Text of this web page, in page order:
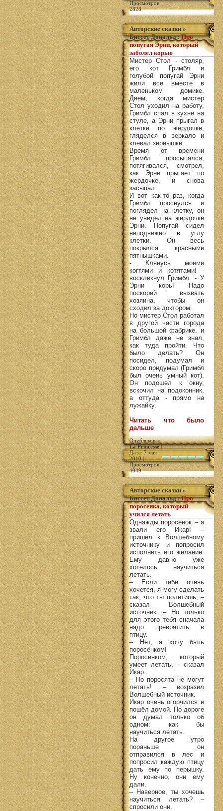
Просмотров:
2828
Авторские сказки »
Биссет Дональд:Про
попугая Эрни, который
заболел корью
Мистер Стол - столяр,
его кот Гримбл и
голубой попугай Эрни
жили все вместе в
маленьком домике.
Днем, когда мистер
Стол уходил на работу,
Гримбл спал в кухне на
стуле, а Эрни прыгал в
клетке по жердочке,
гляделся в зеркало и
клевал зернышки.
Время от времени
Гримбл просыпался,
потягивался, смотрел,
как Эрни прыгает по
жердочке, и снова
засыпал.
И вот как-то раз, когда
Гримбл проснулся и
поглядел на клетку, он
не увидел на жердочке
Эрни. Попугай сидел
неподвижно в углу
клетки. Он весь
покрылся красными
пятнышками.
- Клянусь моими
когтями и котятами! -
воскликнул Гримбл. - У
Эрни корь! Надо
поскорей вызвать
хозяина, чтобы он
сходил за доктором.
Но мистер Стол работал
в другой части города
на большой фабрике, и
Гримбл даже не знал,
как туда пройти. Что
было делать? Он
посидел, подумал и
скоро придумал (Гримбл
был очень умный кот).
Он подошел к окну,
вскочил на подоконник,
а оттуда - прямо на
лужайку.
Читать что было
дальше
Опубликовал:
La Princesse|
Дата: 7 мая
2010 |
Просмотров:
4049
Авторские сказки »
Биссет Дональд:Про
поросенка, который
учился летать
Однажды поросёнок – а
звали его Икар! –
пришёл к Волшебному
источнику и попросил
исполнить его желание.
Ему давно уже
хотелось научиться
летать.
– Если тебе очень
хочется, я могу сделать
так, что ты полетишь, –
сказал Волшебный
источник. – Но только
для этого тебя сначала
надо превратить в
птицу.
– Нет, я хочу быть
поросёнком!
Поросёнком, который
умеет летать, – сказал
Икар.
– Но поросята не могут
летать! – возразил
Волшебный источник.
Икар очень огорчился и
пошёл домой. По дороге
он думал только об
одном: как бы
научиться летать.
На другое утро
пораньше он
отправился в лес и
попросил каждую птицу
дать ему по перышку.
Ну конечно, они ему
дали.
– Наверное, ты хочешь
научиться летать? –
спросили они.